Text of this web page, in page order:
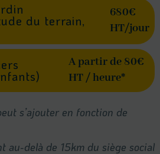
du terrain,
680€
HT/jour
A partir de 80€
HT / heure*
s’ajouter en fonction de
au-delà de 15km du siège social